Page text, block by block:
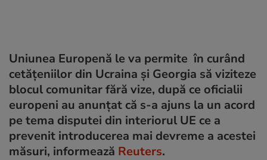
Uniunea Europenă le va permite în curând
cetățeniilor din Ucraina și Georgia să viziteze
blocul comunitar fără vize, după ce oficialii
europeni au anunţat că s-a ajuns la un acord
pe tema disputei din interiorul UE ce a
prevenit introducerea mai devreme a acestei
măsuri, informează Reuters.